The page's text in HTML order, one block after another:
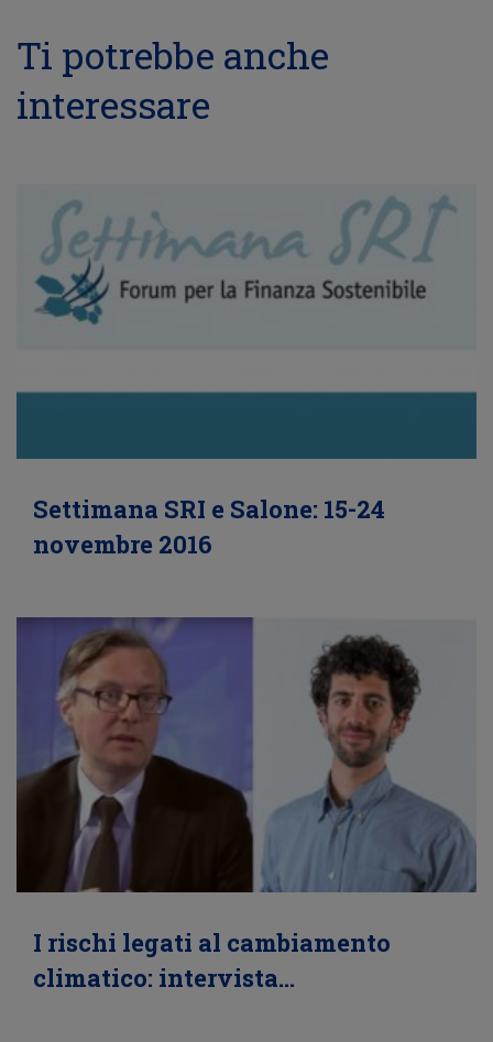
Ti potrebbe anche
interessare
Settimana SRI e Salone: 15-24
novembre 2016
I rischi legati al cambiamento
climatico: intervista…